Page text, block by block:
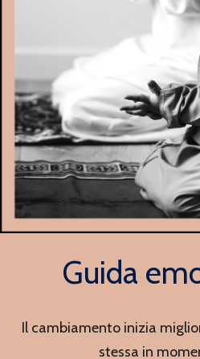
Guida
Il cambiamento inizia
stessa in